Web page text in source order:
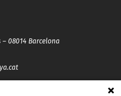
08014 Barcelona